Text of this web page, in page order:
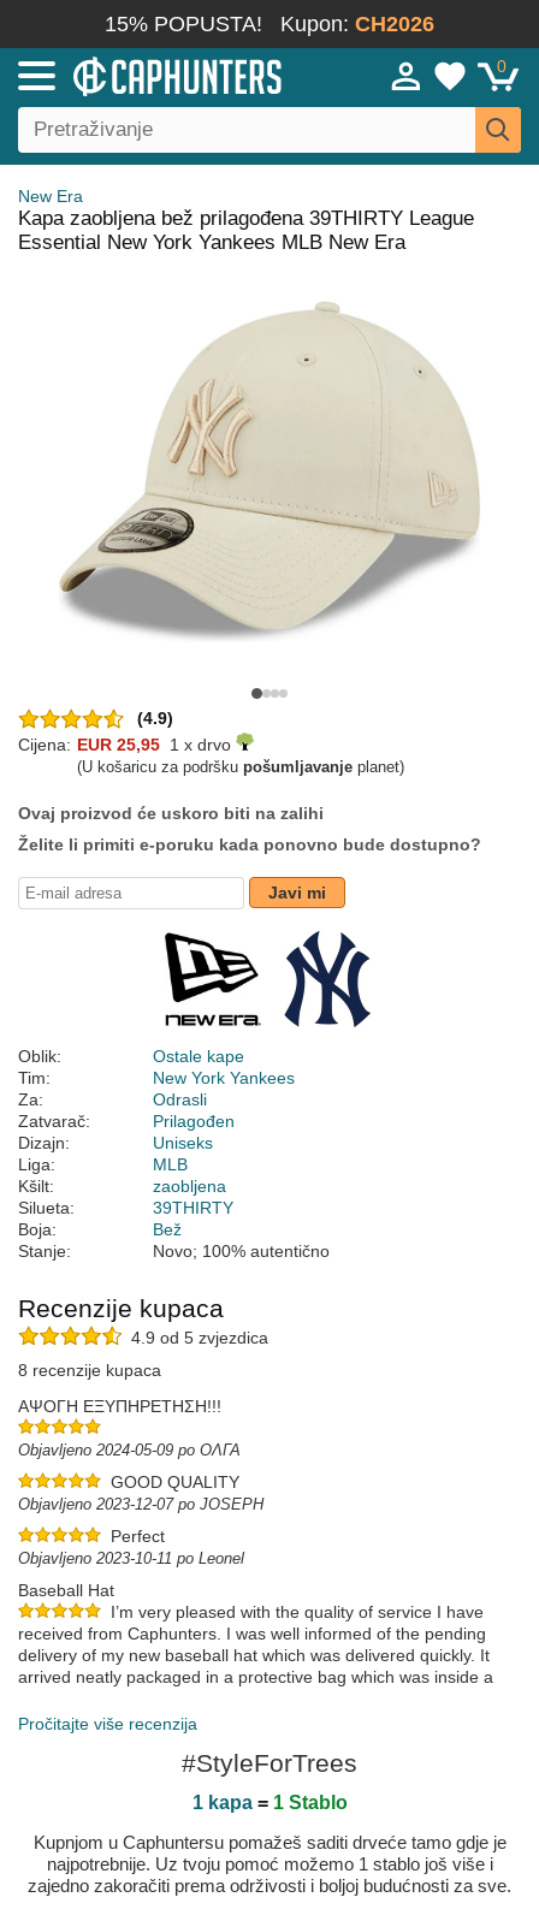
15% POPUSTA! Kupon: CH2026
0
New Era
Kapa zaobljena bež prilagođena 39THIRTY League
Essential New York Yankees MLB New Era
(4.9)
Cijena: EUR 25,95 1 x drvo
(U košaricu za podršku pošumljavanje planet)
Ovaj proizvod će uskoro biti na zalihi
Želite li primiti e-poruku kada ponovno bude dostupno?
Javi mi
Oblik:
Ostale kape
Tim:
New York Yankees
Za:
Odrasli
Zatvarač:
Prilagođen
Dizajn:
Uniseks
Liga:
MLB
Kšilt:
zaobljena
Silueta:
39THIRTY
Boja:
Bež
Stanje:
Novo; 100% autentično
Recenzije kupaca
4.9 od 5 zvjezdica
8 recenzije kupaca
ΑΨΟΓΗ ΕΞΥΠΗΡΕΤΗΣΗ!!!
Objavljeno 2024-05-09 po ΟΛΓΑ
GOOD QUALITY
Objavljeno 2023-12-07 po JOSEPH
Perfect
Objavljeno 2023-10-11 po Leonel
Baseball Hat
I’m very pleased with the quality of service I have
received from Caphunters. I was well informed of the pending
delivery of my new baseball hat which was delivered quickly. It
arrived neatly packaged in a protective bag which was inside a
dispatch.
Pročitajte više recenzija
#StyleForTrees
1 kapa= 1 Stablo
Kupnjom u Caphuntersu pomažeš saditi drveće tamo gdje je
najpotrebnije. Uz tvoju pomoć možemo 1 stablo još više i
zajedno zakoračiti prema održivosti i boljoj budućnosti za sve.